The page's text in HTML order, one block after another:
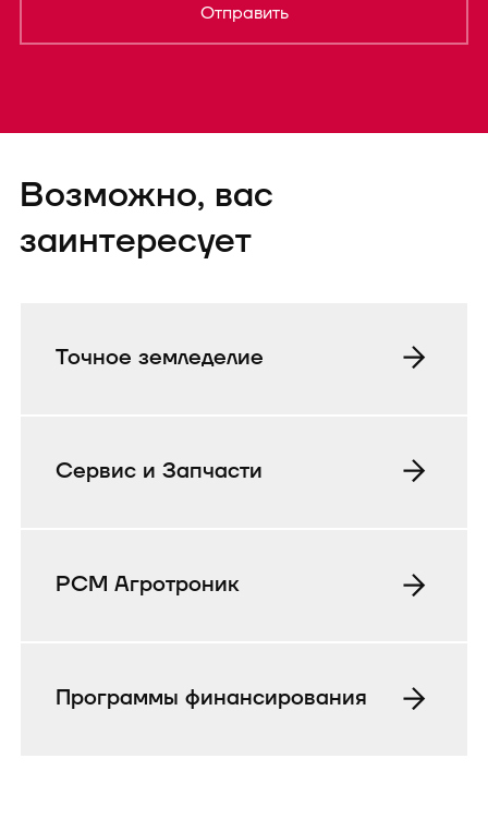
Отправить
отправленаTEST
Возможно, вас
заинтересует
Точное земледелие
Сервис и Запчасти
РСМ Агротроник
Программы финансирования